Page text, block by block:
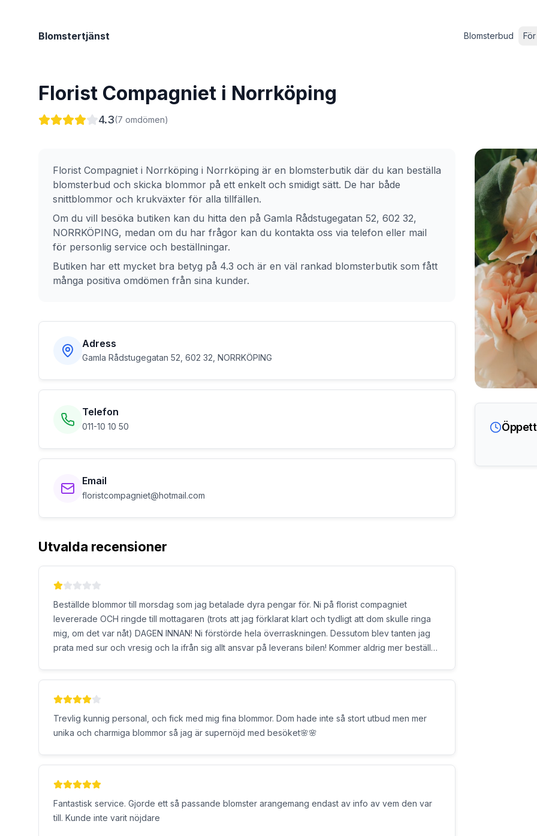
Blomstertjänst Blomsterbud
Florist Compagniet i Norrköping
4.3(7 omdömen)
Florist Compagniet i Norrköping i Norrköping är en blomsterbutik där du kan beställa
blomsterbud och skicka blommor på ett enkelt och smidigt sätt. De har både
snittblommor och krukväxter för alla tillfällen.
Om du vill besöka butiken kan du hitta den på Gamla Rådstugegatan 52, 602 32,
NORRKÖPING, medan om du har frågor kan du kontakta oss via telefon eller mail
för personlig service och beställningar.
Butiken har ett mycket bra betyg på 4.3 och är en väl rankad blomsterbutik som fått
många positiva omdömen från sina kunder.
Adress
Gamla Rådstugegatan 52, 602 32, NORRKÖPING
Telefon
011-10 10 50
Email
floristcompagniet@hotmail.com
Utvalda recensioner
Beställde blommor till morsdag som jag betalade dyra pengar för. Ni på florist compagniet
levererade OCH ringde till mottagaren (trots att jag förklarat klart och tydligt att dom skulle ringa
mig, om det var nåt) DAGEN INNAN! Ni förstörde hela överraskningen. Dessutom blev tanten jag
prata med sur och vresig och la ifrån sig allt ansvar på leverans bilen! Kommer aldrig mer beställa
Trevlig kunnig personal, och fick med mig fina blommor. Dom hade inte så stort utbud men mer
unika och charmiga blommor så jag är supernöjd med besöket🌸🌸
Fantastisk service. Gjorde ett så passande blomster arangemang endast av info av vem den var
till. Kunde inte varit nöjdare